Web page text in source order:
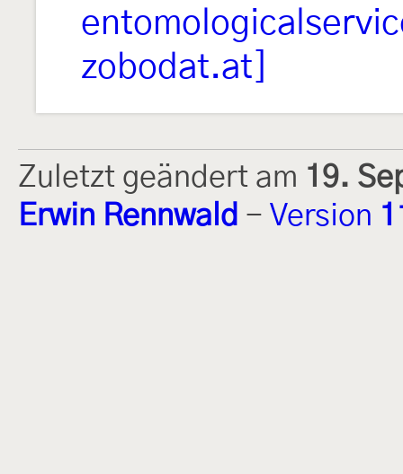
zobodat.at]
Zuletzt geändert am 19.
Erwin Rennwald - Version